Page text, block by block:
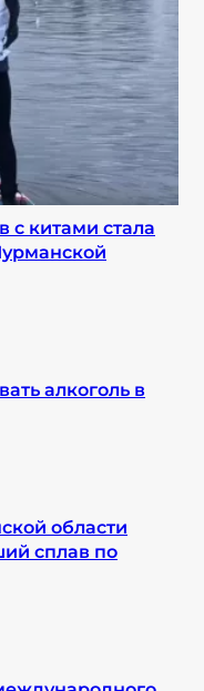
с китами стала
алкоголь в
области
сплав по